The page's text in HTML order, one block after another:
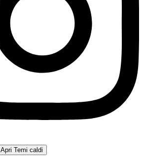
Apri Temi caldi